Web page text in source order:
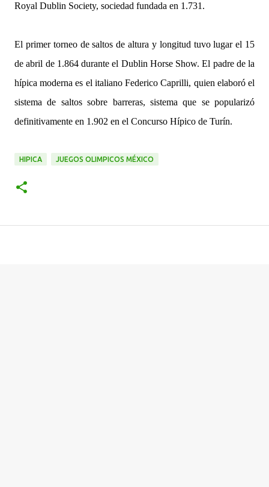
Royal Dublin Society, sociedad fundada en 1.731.
El primer torneo de saltos de altura y longitud tuvo lugar el 15
de abril de 1.864 durante el Dublin Horse Show. El padre de la
hípica moderna es el italiano Federico Caprilli, quien elaboró el
sistema de saltos sobre barreras, sistema que se popularizó
definitivamente en 1.902 en el Concurso Hípico de Turín.
HIPICA JUEGOS OLIMPICOS MÉXICO